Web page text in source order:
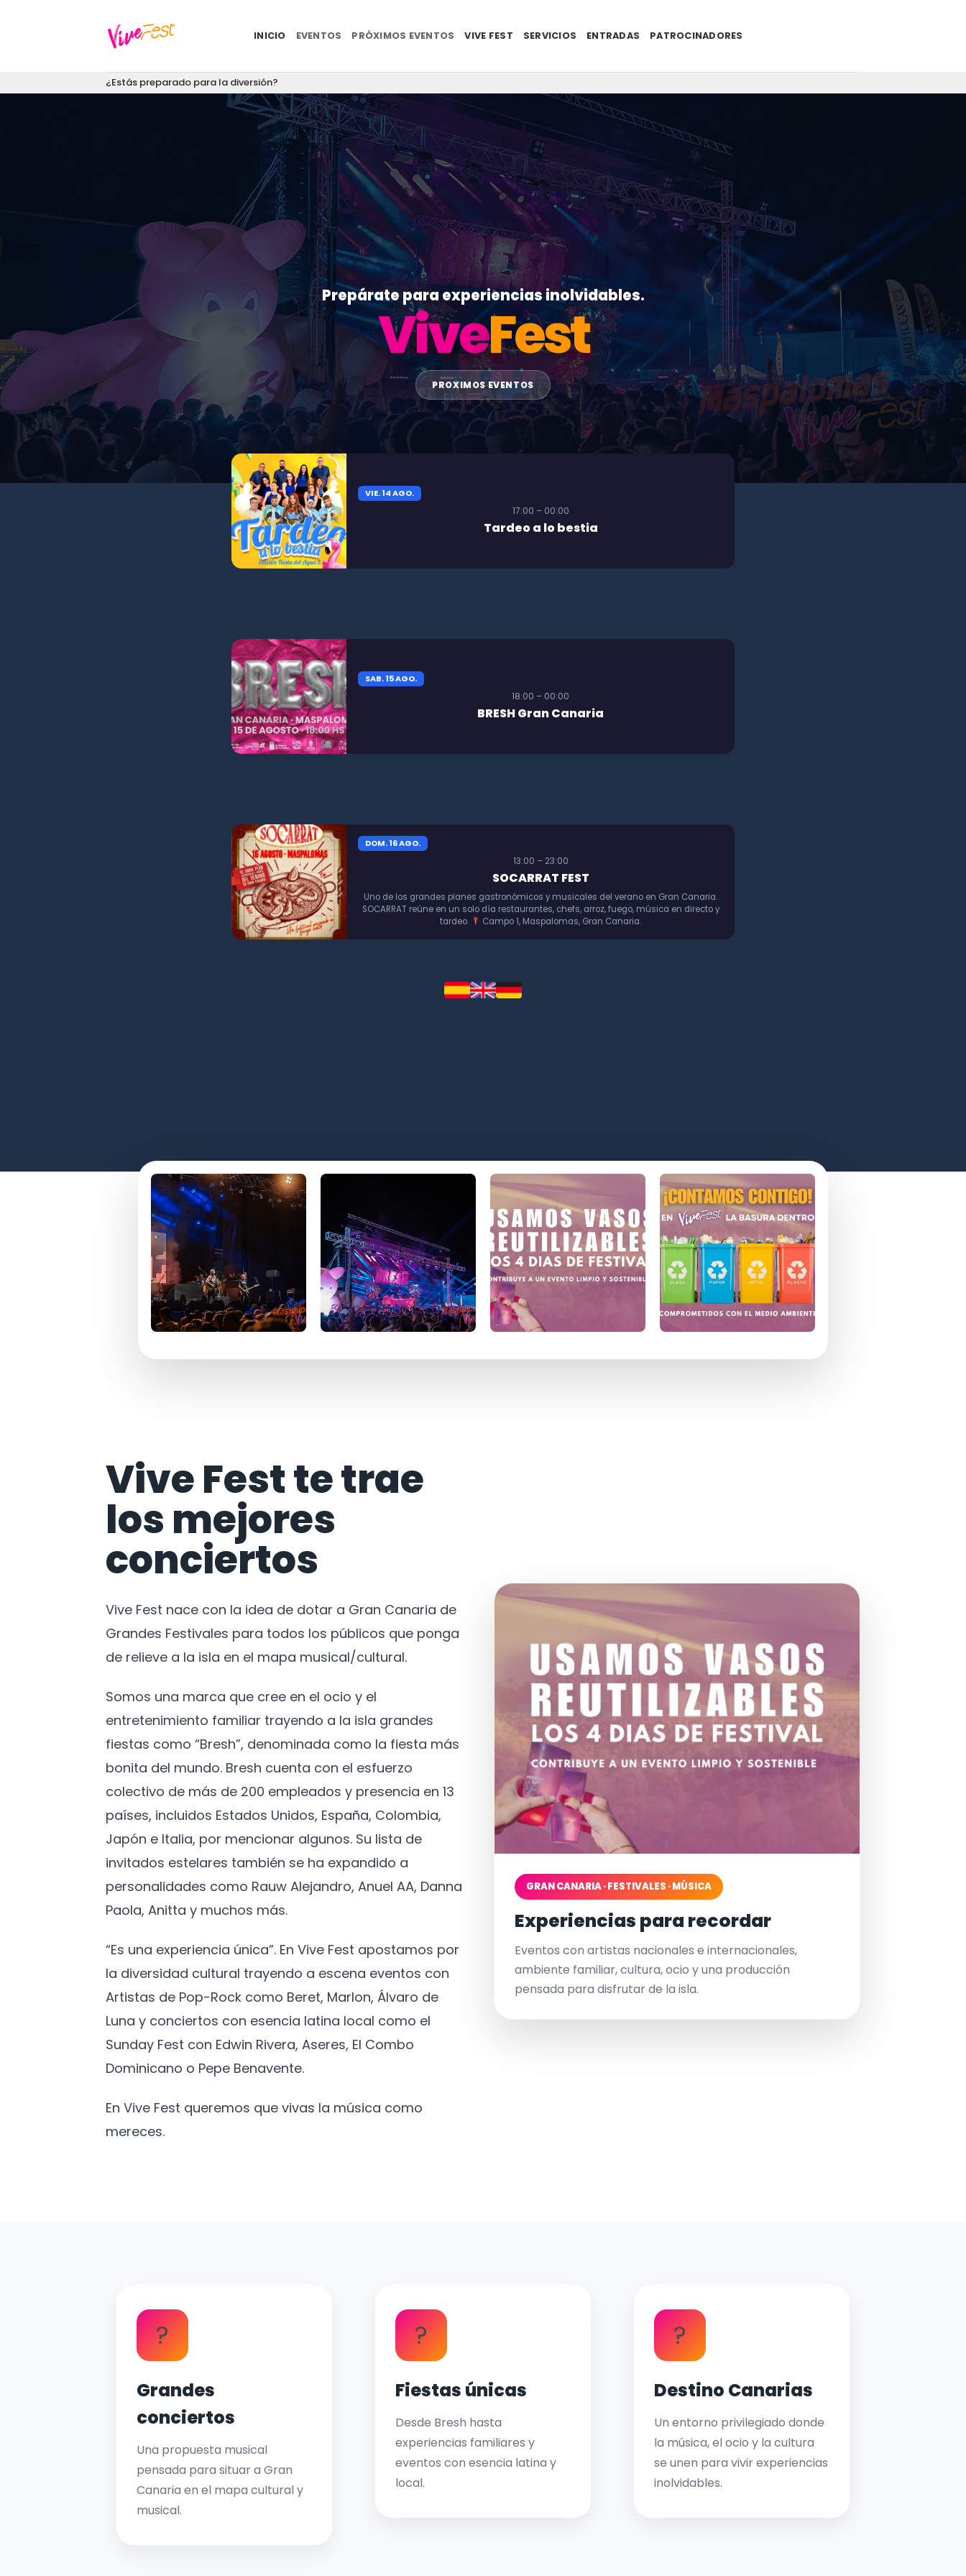
INICIO EVENTOS PRÓXIMOS EVENTOS VIVE FEST SERVICIOS ENTRADAS PATROCINADORES
¿Estás preparado para la diversión?
Prepárate para experiencias inolvidables.
ViveFest
PROXIMOS EVENTOS
VIE. 14 AGO.
17:00 – 00:00
Tardeo a lo bestia
SAB. 15 AGO.
18:00 – 00:00
BRESH Gran Canaria
DOM. 16 AGO.
13:00 – 23:00
SOCARRAT FEST
Uno de los grandes planes gastronómicos y musicales del verano en Gran Canaria.
SOCARRAT reúne en un solo día restaurantes, chefs, arroz, fuego, música en directo y
tardeo.
Campo 1, Maspalomas, Gran Canaria.
Vive Fest te trae
los mejores
conciertos
Vive Fest nace con la idea de dotar a Gran Canaria de
Grandes Festivales para todos los públicos que ponga
de relieve a la isla en el mapa musical/cultural.
Somos una marca que cree en el ocio y el
entretenimiento familiar trayendo a la isla grandes
fiestas como “Bresh”, denominada como la fiesta más
bonita del mundo. Bresh cuenta con el esfuerzo
colectivo de más de 200 empleados y presencia en 13
países, incluidos Estados Unidos, España, Colombia,
Japón e Italia, por mencionar algunos. Su lista de
invitados estelares también se ha expandido a
personalidades como Rauw Alejandro, Anuel AA, Danna
Paola, Anitta y muchos más.
“Es una experiencia única”. En Vive Fest apostamos por
la diversidad cultural trayendo a escena eventos con
Artistas de Pop-Rock como Beret, Marlon, Álvaro de
Luna y conciertos con esencia latina local como el
Sunday Fest con Edwin Rivera, Aseres, El Combo
Dominicano o Pepe Benavente.
En Vive Fest queremos que vivas la música como
mereces.
GRAN CANARIA · FESTIVALES · MÚSICA
Experiencias para recordar
Eventos con artistas nacionales e internacionales,
ambiente familiar, cultura, ocio y una producción
pensada para disfrutar de la isla.
?
Grandes
conciertos
Una propuesta musical
pensada para situar a Gran
Canaria en el mapa cultural y
musical.
?
Fiestas únicas
Desde Bresh hasta
experiencias familiares y
eventos con esencia latina y
local.
?
Destino Canarias
Un entorno privilegiado donde
la música, el ocio y la cultura
se unen para vivir experiencias
inolvidables.